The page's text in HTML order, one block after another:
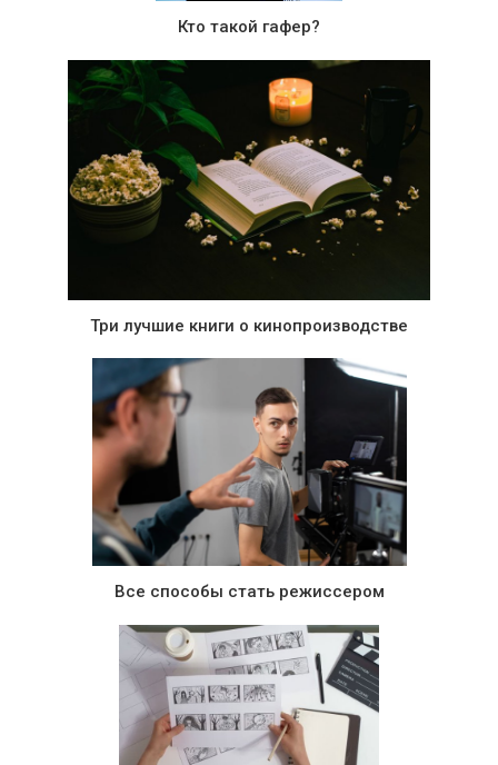
Кто такой гафер?
Три лучшие книги о кинопроизводстве
Все способы стать режиссером